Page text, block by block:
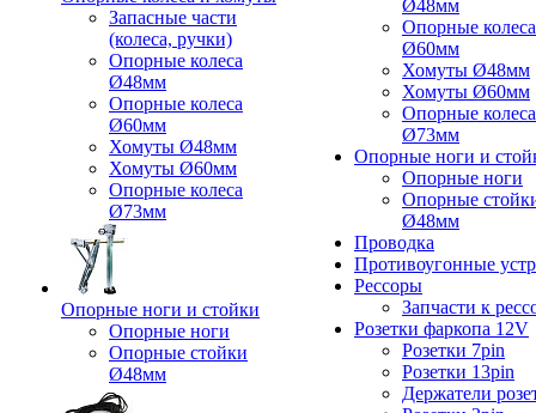
Запасные части
(колеса, ручки)
Опорные колеса
Ø48мм
Опорные колеса
Ø60мм
Хомуты Ø48мм
Хомуты Ø60мм
Опорные колеса
Ø73мм
Опорные ноги и стойки
Опорные ноги
Опорные стойки
Ø48мм
Ø48мм
Опорные колеса
Ø60мм
Хомуты Ø48мм
Хомуты Ø60мм
Опорные колеса
Ø73мм
Опорные ноги и
Опорные ноги
Опорные
Ø48мм
Проводка
Противоугонные
Рессоры
Запчасти к
Розетки фаркопа 12V
Розетки 7pin
Розетки 13pin
Держатели